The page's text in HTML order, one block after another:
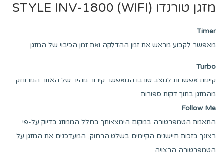
מזגן טורנדו (STYLE INV-1800 (WIFI
Timer
מאפשר לקבוע מראש את זמן ההדלקה ואת זמן הכיבוי של המזגן
Turbo
קיימת אפשרות למצב טורבו המאפשר קירור מהיר של האזור המרוחק
מהמזגן בתוך דקות ספורות
Follow Me
התאמת הטמפרטורה במקום הימצאותך בחלל הממוזג בדיוק על-פי
רצונך בזכות חיישנים הקיימים בשלט הרחוק, המעדכנים את המזגן על
הטמפרטורה הרצויה